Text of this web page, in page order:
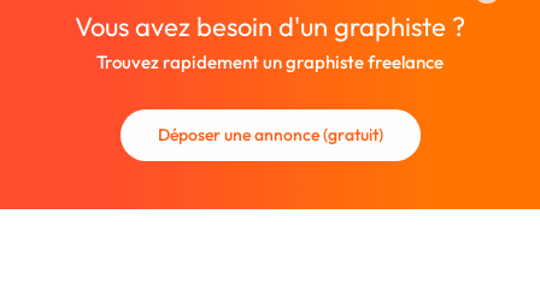
Vous avez besoin d'un graphiste ?
Trouvez rapidement un graphiste freelance
Déposer une annonce (gratuit)